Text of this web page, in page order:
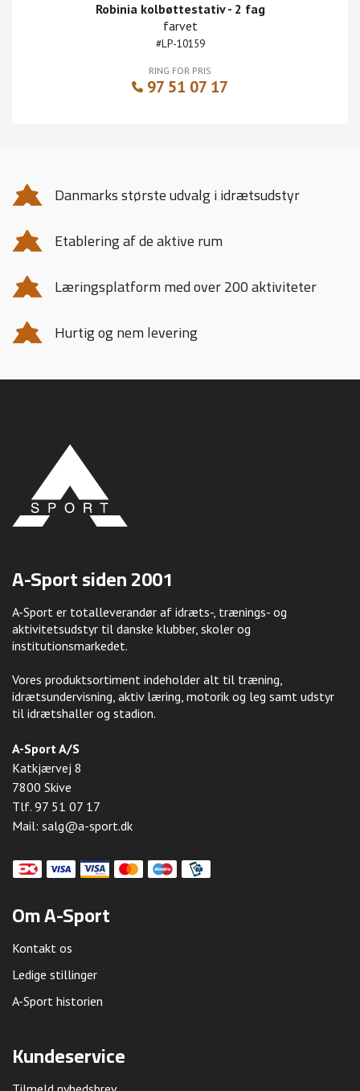
Robinia kolbøttestativ - 2 fag
farvet
#LP-10159
RING FOR PRIS
97 51 07 17
Danmarks største udvalg i idrætsudstyr
Etablering af de aktive rum
Læringsplatform med over 200 aktiviteter
Hurtig og nem levering
A-Sport siden 2001
A-Sport er totalleverandør af idræts-, trænings- og
aktivitetsudstyr til danske klubber, skoler og
institutionsmarkedet.
Vores produktsortiment indeholder alt til træning,
idrætsundervisning, aktiv læring, motorik og leg samt udstyr
til idrætshaller og stadion.
A-Sport A/S
Katkjærvej 8
7800 Skive
Tlf. 97 51 07 17
Mail: salg@a-sport.dk
Om A-Sport
Kontakt os
Ledige stillinger
A-Sport historien
Kundeservice